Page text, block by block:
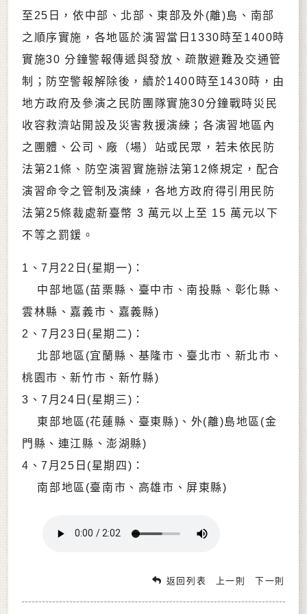
至25日，依中部、北部、東部及外(離)島、南部
之順序實施，各地區於演習當日1330時至1400時
實施30 分鐘警報傳遞與發放、疏散避難及交通管
制；防空警報解除後，續於1400時至1430時，由
地方政府及參演之民防團隊實施30分鐘戰時災民
收容救濟站開設及災害救援演練；各演習地區內
之團體、公司、廠（場）站或民眾，若未依民防
法第21條、防空演習實施辦法第12條規定，配合
演習命令之管制及演練，各地方政府得引用民防
法第25條裁處新臺幣 3 萬元以上至 15 萬元以下
不等之罰鍰。
1、7月22日(星期一)：
中部地區(苗栗縣、臺中市、南投縣、彰化縣、
雲林縣、嘉義市、嘉義縣)
2、7月23日(星期二)：
北部地區(宜蘭縣、基隆市、臺北市、新北市、
桃園市、新竹市、新竹縣)
3、7月24日(星期三)：
東部地區(花蓮縣、臺東縣)、外(離)島地區(金
門縣、連江縣、澎湖縣)
4、7月25日(星期四)：
南部地區(臺南市、高雄市、屏東縣)
返回列表 上一則 下一則